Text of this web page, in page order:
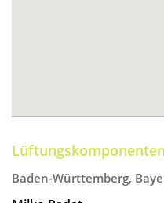
Lüftungskomponenten
Baden-Württemberg,